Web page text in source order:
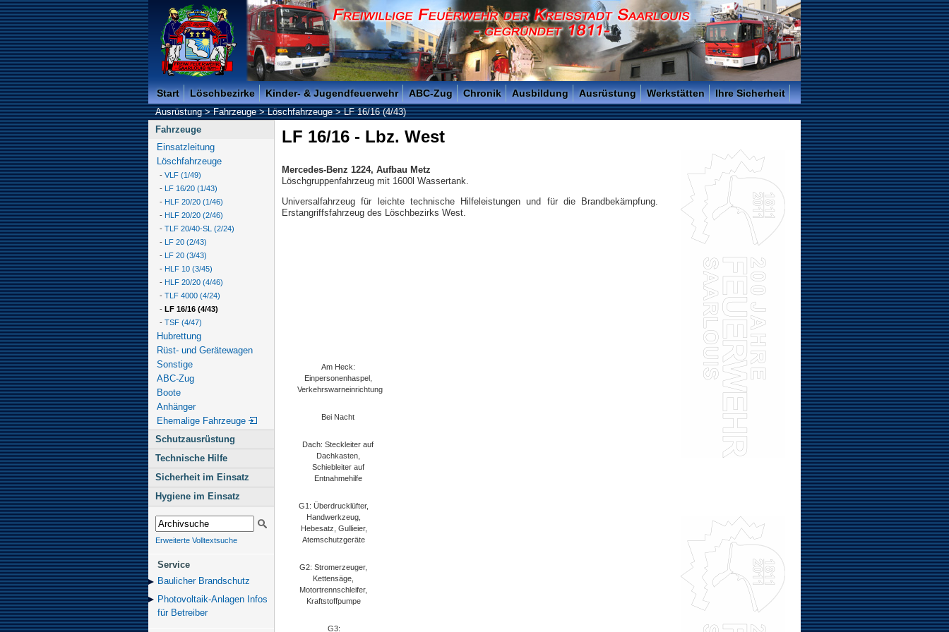
Freiwillige Feuerwehr der Kreisstadt Saarlouis - Gegründet 1811 -
Start Löschbezirke Kinder- & Jugendfeuerwehr ABC-Zug Chronik Ausbildung Ausrüstung Werkstätten Ihre Sicherheit
Ausrüstung>Fahrzeuge>Löschfahrzeuge>LF 16/16 (4/43)
Fahrzeuge
Einsatzleitung
Löschfahrzeuge
- VLF (1/49)
- LF 16/20 (1/43)
- HLF 20/20 (1/46)
- HLF 20/20 (2/46)
- TLF 20/40-SL (2/24)
- LF 20 (2/43)
- LF 20 (3/43)
- HLF 10 (3/45)
- HLF 20/20 (4/46)
- TLF 4000 (4/24)
- LF 16/16 (4/43)
- TSF (4/47)
Hubrettung
Rüst- und Gerätewagen
Sonstige
ABC-Zug
Boote
Anhänger
Ehemalige Fahrzeuge
Schutzausrüstung
Technische Hilfe
Sicherheit im Einsatz
Hygiene im Einsatz
Erweiterte Volltextsuche
Service
Baulicher Brand­schutz
Photovoltaik-Anlagen Infos
für Betreiber
LF 16/16 - Lbz. West
Mercedes-Benz 1224, Aufbau Metz
Löschgruppenfahrzeug mit 1600l Wassertank.
Universalfahrzeug für leichte technische Hilfeleistungen und für die Brandbekämpfung.
Erstangriffsfahrzeug des Löschbezirks West.
Am Heck:
Einpersonenhaspel,
Verkehrswarneinrichtung
Bei Nacht
Dach: Steckleiter auf
Dachkasten,
Schiebleiter auf
Entnahmehilfe
G1: Überdrucklüfter,
Handwerkzeug,
Hebesatz, Gullieier,
Atemschutzgeräte
G2: Stromerzeuger,
Kettensäge,
Motortrennschleifer,
Kraftstoffpumpe
G3: